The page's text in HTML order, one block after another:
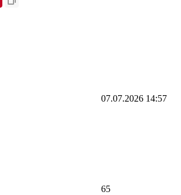
07.07.2026 14:57
65